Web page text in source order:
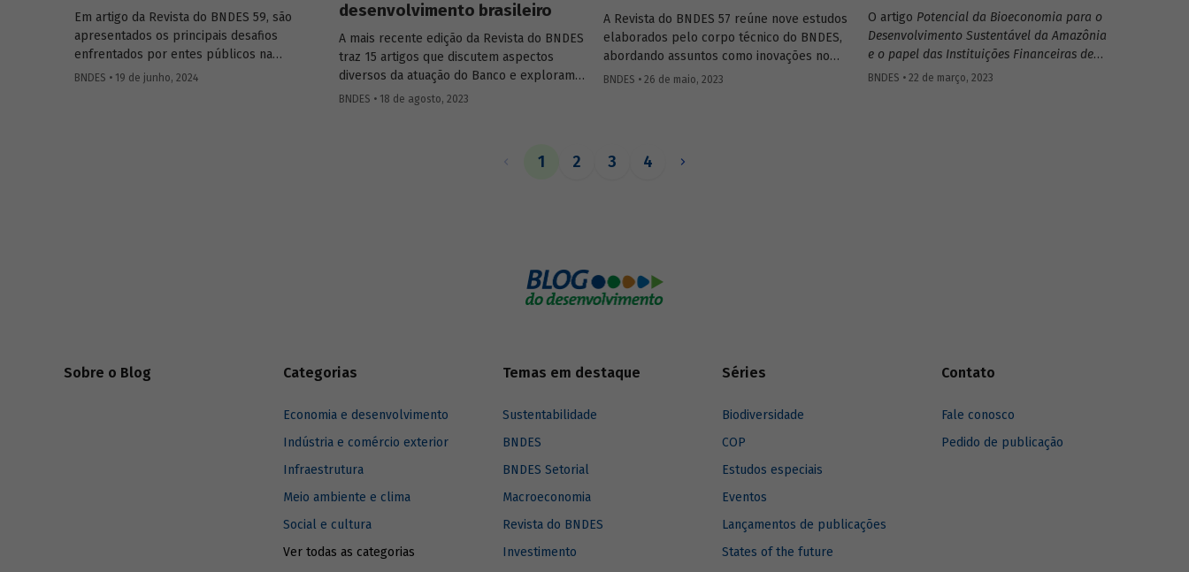
Em artigo da Revista do BNDES 59, são
apresentados os principais desafios
enfrentados por entes públicos na
estruturação de PPPs de educação, bem
BNDES • 19 de junho, 2024
desenvolvimento brasileiro
A mais recente edição da Revista do BNDES
traz 15 artigos que discutem aspectos
diversos da atuação do Banco e exploram
questões do desenvolvimento nacional.
BNDES • 18 de agosto, 2023
A Revista do BNDES 57 reúne nove estudos
elaborados pelo corpo técnico do BNDES,
abordando assuntos como inovações no
sistema financeiro, setor da saúde no
BNDES • 26 de maio, 2023
O artigo Potencial da Bioeconomia para o
Desenvolvimento Sustentável da Amazônia
e o papel das Instituições Financeiras de
Desenvolvimento, de Leonardo Pamplona,
BNDES • 22 de março, 2023
1 2 3 4
Sobre o Blog Categorias
Economia e desenvolvimento
Indústria e comércio exterior
Infraestrutura
Meio ambiente e clima
Social e cultura
Ver todas as categorias
Temas em destaque
Sustentabilidade
BNDES
BNDES Setorial
Macroeconomia
Revista do BNDES
Investimento
Séries
Biodiversidade
COP
Estudos especiais
Eventos
Lançamentos de publicações
States of the future
Contato
Fale conosco
Pedido de publicação